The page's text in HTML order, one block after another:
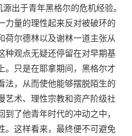
出于青年黑格尔的危机经验。
力量的理性起来反对被破环的
荷尔德林以及谢林一道主张从
种观点无疑还停留在对早期基
。只是在耶拿期间，黑格尔才
法，从而使他能够摆脱陌生的
艺术、理性宗教和资产阶级社
了他青年时代的冲动之中，
。这样看来，最终便不可避免